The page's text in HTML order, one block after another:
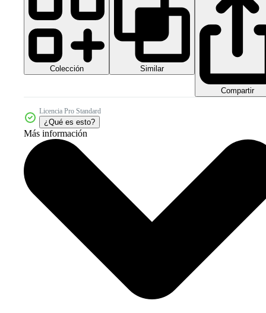
Colección Similar
Compartir
Licencia Pro Standard
¿Qué es esto?
Más información